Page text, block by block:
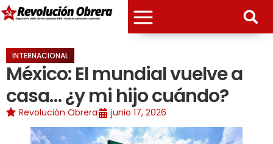
INTERNACIONAL
México: El mundial vuelve a
casa… ¿y mi hijo cuándo?
Revolución Obrera junio 17, 2026